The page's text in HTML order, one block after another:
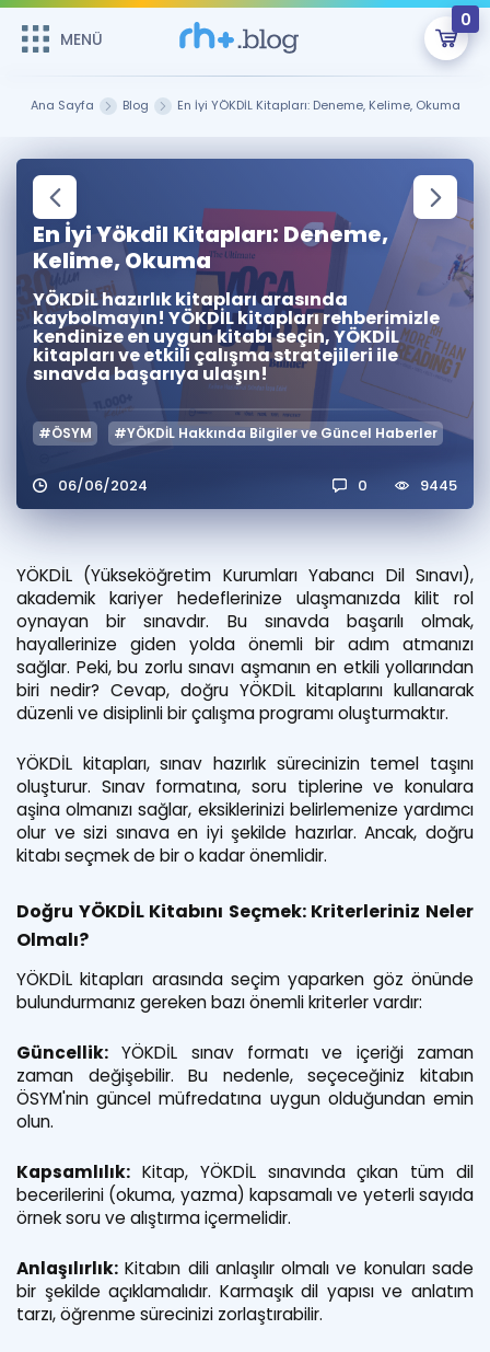
MENÜ
0
Şifremi Hatırlamıyorum
GİRİŞ YAP
ÜYE DEĞİLİM
Sepetin Şu An Boş.
Remzi Hoca ile seni sınava hazırlayacak onlarca eğitim seni
MENÜ
Çalışma Paketleri
Kitaplar ve Kaynaklar
Katılımcı Görüşleri
Faydalı Araçlar
Ücretsiz Kaynaklar
Puan Hesaplama
ÖSYM Sınav Takvimi
Kampanyalar
Blog
İngilizce Gramer
İngilizce Gramer
Hakkımızda
Kariyer
Soru & Cevap
Ana Sayfa Blog En İyi YÖKDİL Kitapları: Deneme, Kelime, Okuma
En İyi Yökdil Kitapları: Deneme,
Kelime, Okuma
YÖKDİL hazırlık kitapları arasında
kaybolmayın! YÖKDİL kitapları rehberimizle
kendinize en uygun kitabı seçin, YÖKDİL
kitapları ve etkili çalışma stratejileri ile
sınavda başarıya ulaşın!
#ÖSYM #YÖKDİL Hakkında Bilgiler ve Güncel Haberler
06/06/2024 0 9445
YÖKDİL (Yükseköğretim Kurumları Yabancı Dil Sınavı),
akademik kariyer hedeflerinize ulaşmanızda kilit rol
oynayan bir sınavdır. Bu sınavda başarılı olmak,
hayallerinize giden yolda önemli bir adım atmanızı
sağlar. Peki, bu zorlu sınavı aşmanın en etkili yollarından
biri nedir? Cevap, doğru YÖKDİL kitaplarını kullanarak
düzenli ve disiplinli bir çalışma programı oluşturmaktır.
YÖKDİL kitapları, sınav hazırlık sürecinizin temel taşını
oluşturur. Sınav formatına, soru tiplerine ve konulara
aşina olmanızı sağlar, eksiklerinizi belirlemenize yardımcı
olur ve sizi sınava en iyi şekilde hazırlar. Ancak, doğru
kitabı seçmek de bir o kadar önemlidir.
Doğru YÖKDİL Kitabını Seçmek: Kriterleriniz Neler
Olmalı?
YÖKDİL kitapları arasında seçim yaparken göz önünde
bulundurmanız gereken bazı önemli kriterler vardır:
Güncellik: YÖKDİL sınav formatı ve içeriği zaman
zaman değişebilir. Bu nedenle, seçeceğiniz kitabın
ÖSYM'nin güncel müfredatına uygun olduğundan emin
olun.
Kapsamlılık: Kitap, YÖKDİL sınavında çıkan tüm dil
becerilerini (okuma, yazma) kapsamalı ve yeterli sayıda
örnek soru ve alıştırma içermelidir.
Anlaşılırlık: Kitabın dili anlaşılır olmalı ve konuları sade
bir şekilde açıklamalıdır. Karmaşık dil yapısı ve anlatım
tarzı, öğrenme sürecinizi zorlaştırabilir.